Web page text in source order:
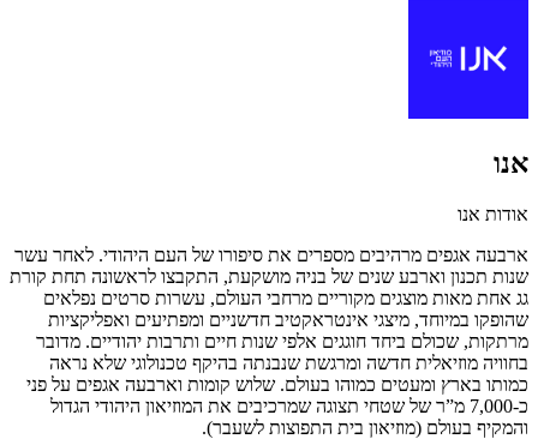
אנו
אודות אנו
ארבעה אגפים מרהיבים מספרים את סיפורו של העם היהודי. לאחר עשר
שנות תכנון וארבע שנים של בניה מושקעת, התקבצו לראשונה תחת קורת
גג אחת מאות מוצגים מקוריים מרחבי העולם, עשרות סרטים נפלאים
שהופקו במיוחד, מיצגי אינטראקטיב חדשניים ומפתיעים ואפליקציות
מרתקות, שכולם ביחד חוגגים אלפי שנות חיים ותרבות יהודיים. מדובר
בחוויה מוזיאלית חדשה ומרגשת שנבנתה בהיקף טכנולוגי שלא נראה
כמותו בארץ ומעטים כמוהו בעולם. שלוש קומות וארבעה אגפים על פני
כ-7,000 מ”ר של שטחי תצוגה שמרכיבים את המוזיאון היהודי הגדול
והמקיף בעולם (מוזיאון בית התפוצות לשעבר).